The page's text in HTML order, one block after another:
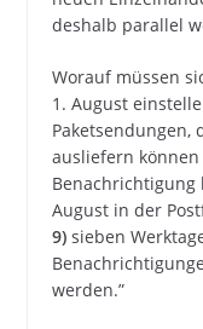
deshalb parallel
Worauf müssen
1. August
Paketsendungen,
ausliefern
Benachrichtigung
August in der
9)sieben
werden.”